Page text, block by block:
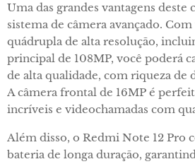
Uma das grandes vantagens deste
sistema de câmera avançado.
quádrupla de alta resolução,
principal de 108MP, você poderá
de alta qualidade, com riqueza de
A câmera frontal de 16MP é
incríveis e videochamadas com
Além disso, o Redmi Note 12 Pro
bateria de longa duração,